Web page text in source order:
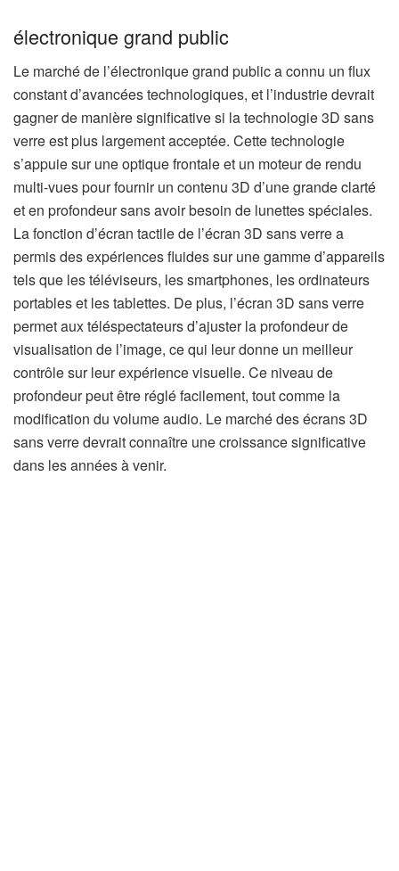
électronique grand public
Le marché de l’électronique grand public a connu un flux
constant d’avancées technologiques, et l’industrie devrait
gagner de manière significative si la technologie 3D sans
verre est plus largement acceptée. Cette technologie
s’appuie sur une optique frontale et un moteur de rendu
multi-vues pour fournir un contenu 3D d’une grande clarté
et en profondeur sans avoir besoin de lunettes spéciales.
La fonction d’écran tactile de l’écran 3D sans verre a
permis des expériences fluides sur une gamme d’appareils
tels que les téléviseurs, les smartphones, les ordinateurs
portables et les tablettes. De plus, l’écran 3D sans verre
permet aux téléspectateurs d’ajuster la profondeur de
visualisation de l’image, ce qui leur donne un meilleur
contrôle sur leur expérience visuelle. Ce niveau de
profondeur peut être réglé facilement, tout comme la
modification du volume audio. Le marché des écrans 3D
sans verre devrait connaître une croissance significative
dans les années à venir.